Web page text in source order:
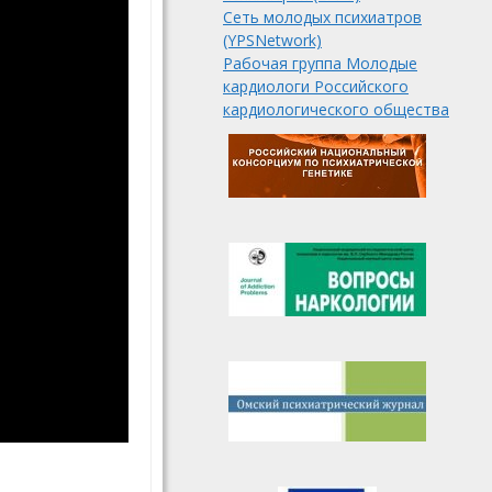
Сеть молодых психиатров
(YPSNetwork)
Рабочая группа Молодые
кардиологи Российского
кардиологического общества